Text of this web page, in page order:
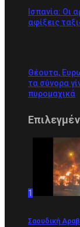
Ισπανία: Οι
αφίξεις
Θέουτα,
τα σύνορα
πυρομαχικά
1
Σαουδική